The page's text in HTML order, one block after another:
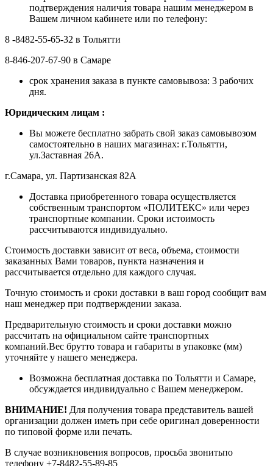
подтверждения наличия товара нашим менеджером в
Вашем личном кабинете или по телефону:
8 -8482-55-65-32 в Тольятти
8-846-207-67-90 в Самаре
срок хранения заказа в пункте самовывоза: 3 рабочих
дня.
Юридическим лицам :
Вы можете бесплатно забрать свой заказ самовывозом
самостоятельно в наших магазинах: г.Тольятти,
ул.Заставная 26А.
г.Самара, ул. Партизанская 82А
Доставка приобретенного товара осуществляется
собственным транспортом «ПОЛИТЕКС» или через
транспортные компании. Сроки истоимость
рассчитываются индивидуально.
Стоимость доставки зависит от веса, объема, стоимости
заказанных Вами товаров, пункта назначения и
рассчитывается отдельно для каждого случая.
Точную стоимость и сроки доставки в ваш город сообщит вам
наш менеджер при подтверждении заказа.
Предварительную стоимость и сроки доставки можно
рассчитать на официальном сайте транспортных
компаний.Вес брутто товара и габариты в упаковке (мм)
уточняйте у нашего менеджера.
Возможна бесплатная доставка по Тольятти и Самаре,
обсуждается индивидуально с Вашем менеджером.
ВНИМАНИЕ! Для получения товара представитель вашей
организации должен иметь при себе оригинал доверенности
по типовой форме или печать.
В случае возникновения вопросов, просьба звонитьпо
телефону +7-8482-55-89-85